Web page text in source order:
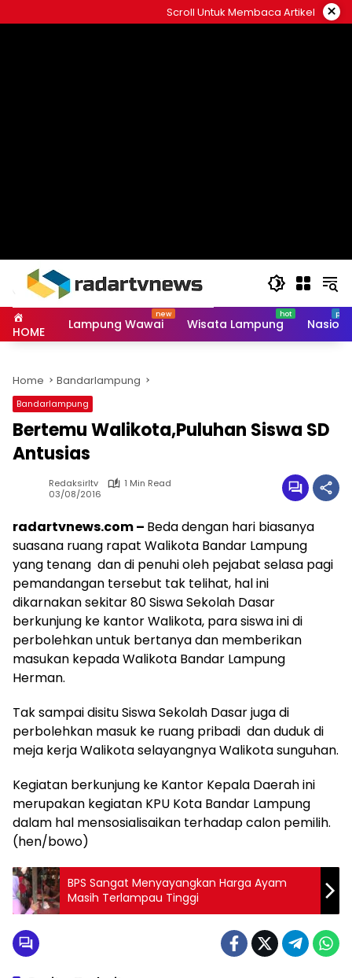
to
Scroll Untuk Membaca Artikel ×
HOME Lampung Wawai Wisata Lampung
Home Bandarlampung
Bandarlampung
Bertemu Walikota,Puluhan Siswa SD
Antusias
Redaksirltv
1 Min Read
03/08/2016
radartvnews.com – Beda dengan hari biasanya
suasana ruang rapat Walikota Bandar Lampung
yang tenang dan di penuhi oleh pejabat selasa pagi
pemandangan tersebut tak telihat, hal ini
dikarnakan sekitar 80 Siswa Sekolah Dasar
berkunjung ke kantor Walikota, para siswa ini di
perbolehkan untuk bertanya dan memberikan
masukan kepada Walikota Bandar Lampung
Herman.
Tak sampai disitu Siswa Sekolah Dasar juga di
perbolehkan masuk ke ruang pribadi dan duduk di
meja kerja Walikota selayangnya Walikota sunguhan.
Kegiatan berkunjung ke Kantor Kepala Daerah ini
merupakan kegiatan KPU Kota Bandar Lampung
dalam hal mensosialisaikan terhadap calon pemilih.
(hen/bowo)
BPS Sangat Menyayangkan Harga Ayam
Masih Terlampau Tinggi